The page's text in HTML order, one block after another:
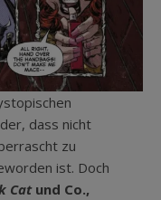
dass nicht
zu
ist. Doch
Catund Co.,